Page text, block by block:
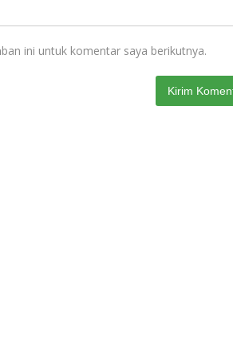
ini untuk komentar saya berikutnya.